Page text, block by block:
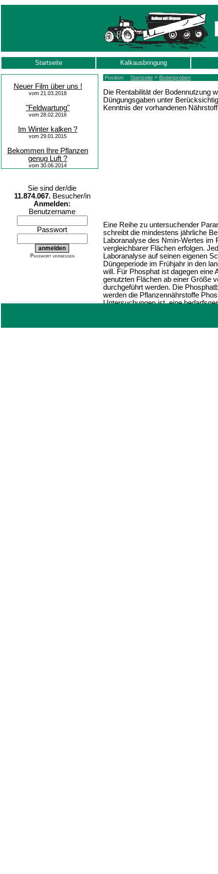
Startseite Kalkausbringung
Neuer Film über uns !
vom 21.03.2018
"Feldwartung"
vom 28.02.2016
Im Winter kalken ?
vom 29.01.2015
Bekommen Ihre Pflanzen
genug Luft ?
vom 30.06.2014
Sie sind der/die
11.874.067.Besucher/in
Anmelden:
Benutzername
Passwort
Passwort vergessen
Position: Startseite > Bodenproben
Die Rentabilität der Bodennutzung
Düngungsgaben unter
Kenntnis der vorhandenen
Eine Reihe zu untersuchender
schreibt die mindestens jährliche
Laboranalyse des Nmin-Wertes im
vergleichbarer Flächen erfolgen.
Laboranalyse auf seinen eigenen
Düngeperiode im Frühjahr in den
will. Für Phosphat ist dagegen eine
genutzten Flächen ab einer Größe
durchgeführt werden. Die
werden die Pflanzennährstoffe
Untersuchungen ist, eine